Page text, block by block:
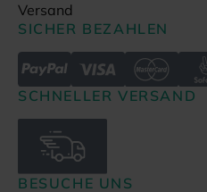
Versand
SICHER BEZAHLEN
SCHNELLER VERSAND
BESUCHE UNS